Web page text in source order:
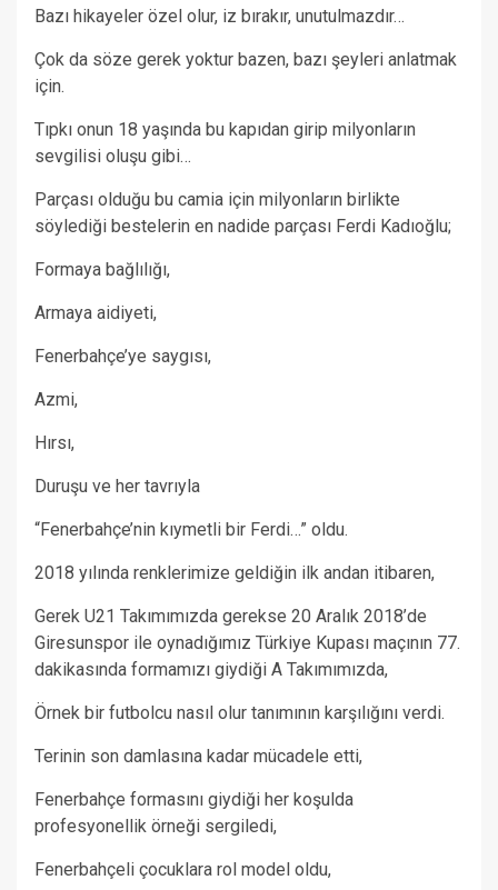
Bazı hikayeler özel olur, iz bırakır, unutulmazdır…
Çok da söze gerek yoktur bazen, bazı şeyleri anlatmak
için.
Tıpkı onun 18 yaşında bu kapıdan girip milyonların
sevgilisi oluşu gibi…
Parçası olduğu bu camia için milyonların birlikte
söylediği bestelerin en nadide parçası Ferdi Kadıoğlu;
Formaya bağlılığı,
Armaya aidiyeti,
Fenerbahçe’ye saygısı,
Azmi,
Hırsı,
Duruşu ve her tavrıyla
“Fenerbahçe’nin kıymetli bir Ferdi…” oldu.
2018 yılında renklerimize geldiğin ilk andan itibaren,
Gerek U21 Takımımızda gerekse 20 Aralık 2018’de
Giresunspor ile oynadığımız Türkiye Kupası maçının 77.
dakikasında formamızı giydiği A Takımımızda,
Örnek bir futbolcu nasıl olur tanımının karşılığını verdi.
Terinin son damlasına kadar mücadele etti,
Fenerbahçe formasını giydiği her koşulda
profesyonellik örneği sergiledi,
Fenerbahçeli çocuklara rol model oldu,